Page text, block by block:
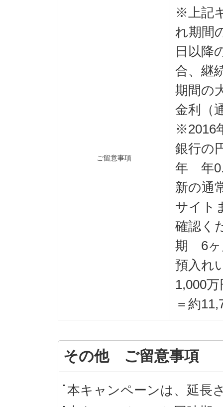
ご留意事項
※上記
れ期間
日以降
合、継
期間の
金利（
※2016
銀行の
年 年
新の通
サイト
確認く
期 6ヶ
預入れ
1,000
＝約
その他 ご留意事項
本キャンペーンは、延長